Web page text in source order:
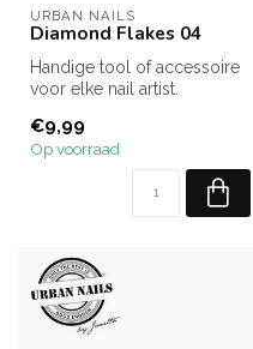
URBAN NAILS
Diamond Flakes 04
Handige tool of accessoire
voor elke nail artist.
€9,99
Op voorraad